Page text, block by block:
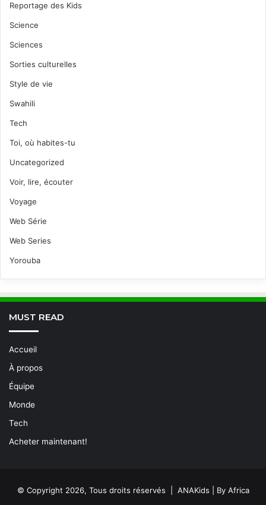
Reportage des Kids
Science
Sciences
Sorties culturelles
Style de vie
Swahili
Tech
Toi, où habites-tu
Uncategorized
Voir, lire, écouter
Voyage
Web Série
Web Series
Yorouba
MUST READ
Accueil
À propos
Équipe
Monde
Tech
Acheter maintenant!
© Copyright 2026, Tous droits réservés | ANAKids | By Africa